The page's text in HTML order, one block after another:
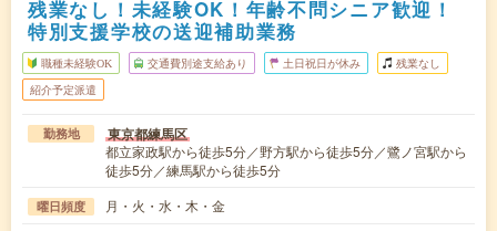
残業なし！未経験OK！年齢不問シニア歓迎！
特別支援学校の送迎補助業務
職種未経験OK 交通費別途支給あり 土日祝日が休み 残業なし
紹介予定派遣
勤務地 東京都練馬区
都立家政駅から徒歩5分／野方駅から徒歩5分／鷺ノ宮駅から
徒歩5分／練馬駅から徒歩5分
曜日頻度 月・火・水・木・金